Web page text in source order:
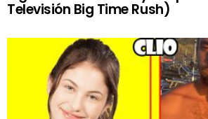
Televisión Big Time Rush)